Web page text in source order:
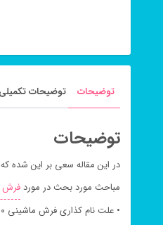
توضیحات توضیحات تکمیلی
توضیحات
در این مقاله سعی بر این شده
مباحث مورد بحث در موردفرش
• علت نام کذاری فرش ماشینی ۷۰۰ شانه